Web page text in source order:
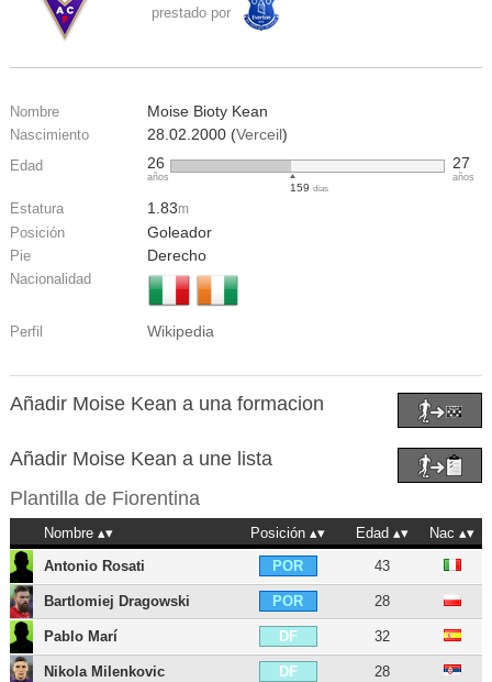
prestado por
Nombre Moise Bioty Kean
Nascimiento 28.02.2000 (Verceil)
Edad 26
años
159 días
27
años
Estatura 1.83m
Posición Goleador
Pie Derecho
Nacionalidad
Perfil Wikipedia
Añadir Moise Kean a una formacion
Añadir Moise Kean a une lista
Plantilla de Fiorentina
Nombre Posición Edad
Nac
Antonio Rosati
POR 43
Bartlomiej Dragowski POR 28
Pablo Marí DF 32
Nikola Milenkovic DF 28